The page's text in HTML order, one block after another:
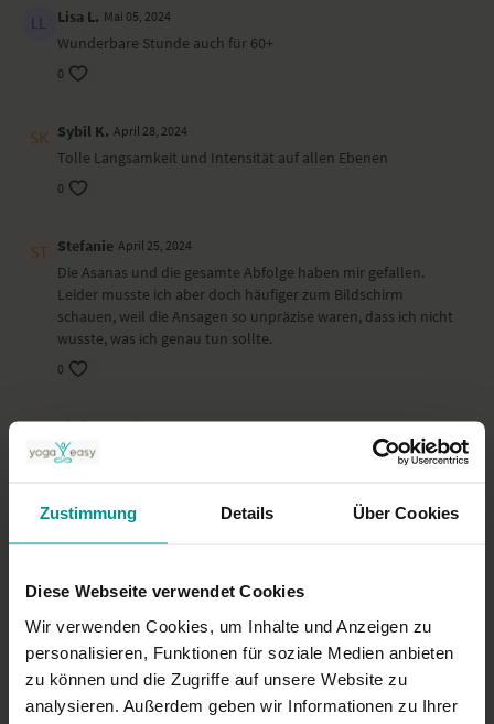
Zustimmung Details Über Cookies
Diese Webseite verwendet Cookies
Wir verwenden Cookies, um Inhalte und Anzeigen zu
personalisieren, Funktionen für soziale Medien anbieten
zu können und die Zugriffe auf unsere Website zu
analysieren. Außerdem geben wir Informationen zu Ihrer
ist es möglich, dass die Video- oder Tonqualität nicht der gewohnten
YogaEasy-Qualität entspricht.
Lisa L. Mai 05, 2024
Wunderbare Stunde auch für 60+
0
Sybil K. April 28, 2024
Tolle Langsamkeit und Intensität auf allen Ebenen
0
Stefanie April 25, 2024
Die Asanas und die gesamte Abfolge haben mir gefallen.
Leider musste ich aber doch häufiger zum Bildschirm
schauen, weil die Ansagen so unpräzise waren, dass ich nicht
wusste, was ich genau tun sollte.
0
Chris S. April 24, 2024
DIE Ansagen waren leider in wenigen Passagen zu ungenau